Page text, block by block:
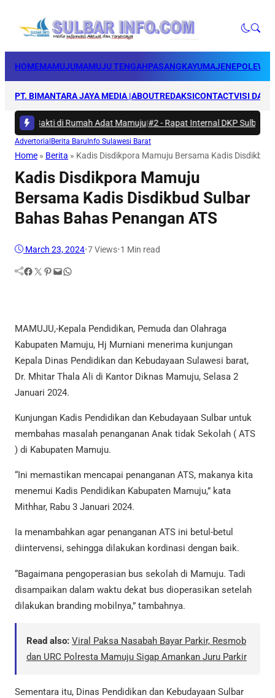
HOMEMAMUJUMAMUJU TENGAHPASANGKAYUMAJENE
PT. BIMANTARA JAYA MEDIA |ABOUTREDAKSICONTACTVISI DAN
Bakti di Rumah Adat Mamuju|#2 -Rapat Internal DKP Sulbar,
Advertorial Berita Baru Info Sulawesi Barat
Home » Berita » Kadis Disdikpora Mamuju Bersama Kadis
Kadis Disdikpora Mamuju
Bersama Kadis Disdikbud Sulbar
Bahas Bahas Penangan ATS
March 23, 2024•7Views•1 Min read
Facebook Twitter Pinterest Mail WhatsApp
MAMUJU,-Kepala Pendidikan, Pemuda dan Olahraga
Kabupaten Mamuju, Hj Murniani menerima kunjungan
Kepala Dinas Pendidikan dan Kebudayaan Sulawesi barat,
Dr. Mhitar Thala Ali di Kantor Diknas Mamuju, Selasa 2
Januari 2024.
Kunjungan Kadis Pendidikan dan Kebudayaan Sulbar untuk
membahas masalah penanganan Anak tidak Sekolah ( ATS
) di Kabupaten Mamuju.
“Ini memastikan mencapai penanganan ATS, makanya kita
menemui Kadis Pendidikan Kabupaten Mamuju,” kata
Mithhar, Rabu 3 Januari 2024.
Ia menambahkan agar penanganan ATS ini betul-betul
diintervensi, sehingga dilakukan kordinasi dengan baik.
“Bagaimana pengoperasian bus sekolah di Mamuju. Tadi
disampaikan dalam waktu dekat bus dioperasikan setelah
dilakukan branding mobilnya,” tambahnya.
Read also: Viral Paksa Nasabah Bayar Parkir, Resmob
dan URC Polresta Mamuju Sigap Amankan Juru Parkir
Sementara itu, Dinas Pendidikan dan Kebudayaan Sulbar